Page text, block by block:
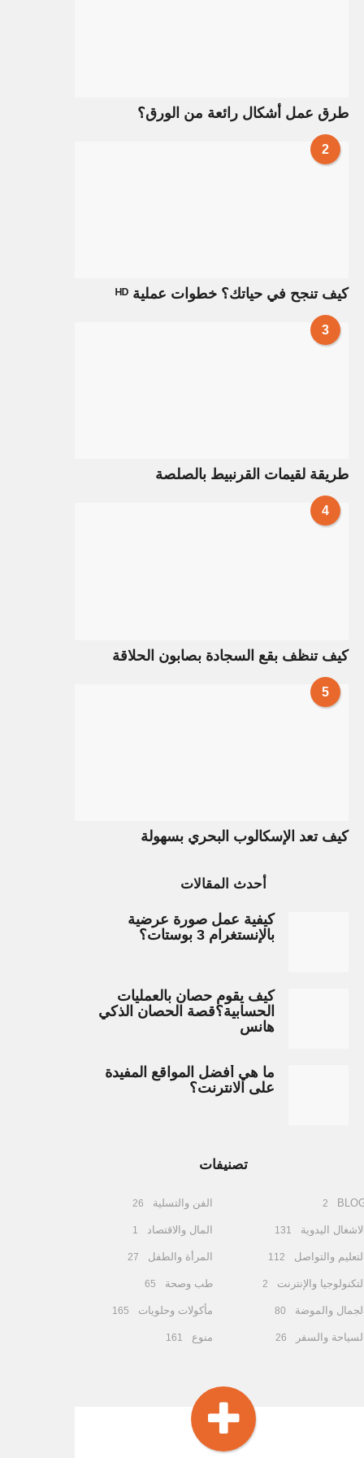
طرق عمل أشكال رائعة من الورق؟
2
كيف تنجح في حياتك؟ خطوات عملية ᴴᴰ
3
طريقة لقيمات القرنبيط بالصلصة
4
كيف تنظف بقع السجادة بصابون الحلاقة
5
كيف تعد الإسكالوب البحري بسهولة
أحدث المقالات
كيفية عمل صورة عرضية
بالإنستغرام 3 بوستات؟
كيف يقوم حصان بالعمليات
الحسابية؟قصة الحصان الذكي
هانس
ما هي أفضل المواقع المفيدة
على الانترنت؟
تصنيفات
2
الاشغال اليدوية 131
التعليم والتواصل 112
التكنولوجيا والإنترنت 2
الجمال والموضة 80
السياحة والسفر 26
الفن والتسلية 26
المال والاقتصاد 1
المرأة والطفل 27
طب وصحة 65
مأكولات وحلويات 165
منوع 161